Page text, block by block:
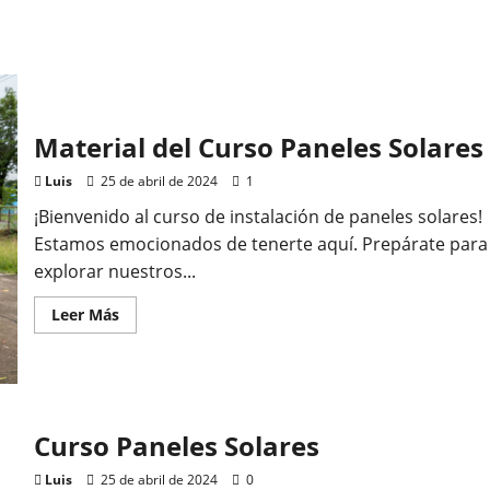
Material del Curso Paneles Solares
Luis 25 de abril de 2024 1
¡Bienvenido al curso de instalación de paneles solares!
Estamos emocionados de tenerte aquí. Prepárate para
explorar nuestros...
Leer MásLeer
más
Solares
Curso Paneles Solares
Luis 25 de abril de 2024 0